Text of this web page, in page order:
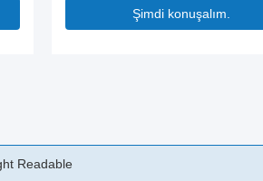
Şimdi konuşalım.
Double Sided